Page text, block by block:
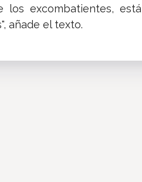
excombatientes, está
añade el texto.